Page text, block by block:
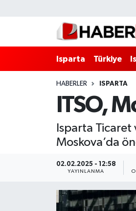
Isparta Türkiye
HABERLER ISPARTA
ITSO,
Isparta Ticaret
Moskova’da
02.02.2025 - 12:58
YAYINLANMA
Isparta Hakkında
Esnaf Diyor ki;
BİLİM VE TEKNOLOJİ
Isparta Nöbetçi Eczaneler
Isparta Hava Durumu
Isparta Trafik Yoğunluk
Süper Lig Puan Durumu ve
Tüm Manşetler
Son Dakika Haberleri